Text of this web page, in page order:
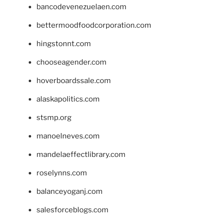
bancodevenezuelaen.com
bettermoodfoodcorporation.com
hingstonnt.com
chooseagender.com
hoverboardssale.com
alaskapolitics.com
stsmp.org
manoelneves.com
mandelaeffectlibrary.com
roselynns.com
balanceyoganj.com
salesforceblogs.com